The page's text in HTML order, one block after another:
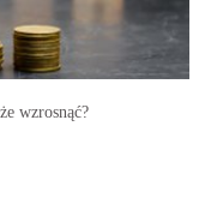
wzrosnąć?